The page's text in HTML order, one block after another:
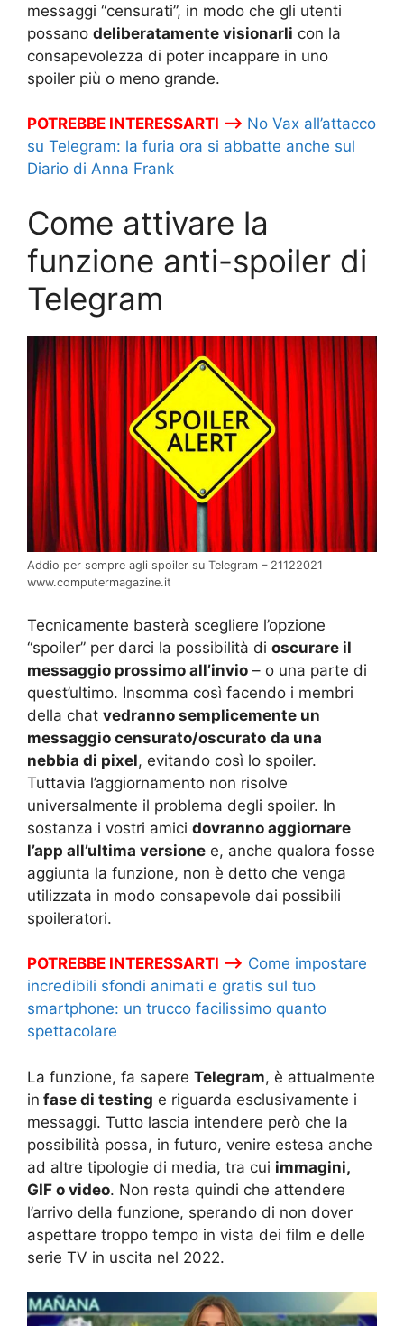
messaggi “censurati”, in modo che gli utenti
possano deliberatamente visionarli con la
consapevolezza di poter incappare in uno
spoiler più o meno grande.
POTREBBE INTERESSARTI –> No Vax all’attacco
su Telegram: la furia ora si abbatte anche sul
Diario di Anna Frank
Come attivare la
funzione anti-spoiler di
Telegram
Addio per sempre agli spoiler su Telegram – 21122021
www.computermagazine.it
Tecnicamente basterà scegliere l’opzione
“spoiler” per darci la possibilità di oscurare il
messaggio prossimo all’invio – o una parte di
quest’ultimo. Insomma così facendo i membri
della chat vedranno semplicemente un
messaggio censurato/oscurato da una
nebbia di pixel, evitando così lo spoiler.
Tuttavia l’aggiornamento non risolve
universalmente il problema degli spoiler. In
sostanza i vostri amici dovranno aggiornare
l’app all’ultima versione e, anche qualora fosse
aggiunta la funzione, non è detto che venga
utilizzata in modo consapevole dai possibili
spoileratori.
POTREBBE INTERESSARTI –> Come impostare
incredibili sfondi animati e gratis sul tuo
smartphone: un trucco facilissimo quanto
spettacolare
La funzione, fa sapere Telegram, è attualmente
in fase di testing e riguarda esclusivamente i
messaggi. Tutto lascia intendere però che la
possibilità possa, in futuro, venire estesa anche
ad altre tipologie di media, tra cui immagini,
GIF o video. Non resta quindi che attendere
l’arrivo della funzione, sperando di non dover
aspettare troppo tempo in vista dei film e delle
serie TV in uscita nel 2022.